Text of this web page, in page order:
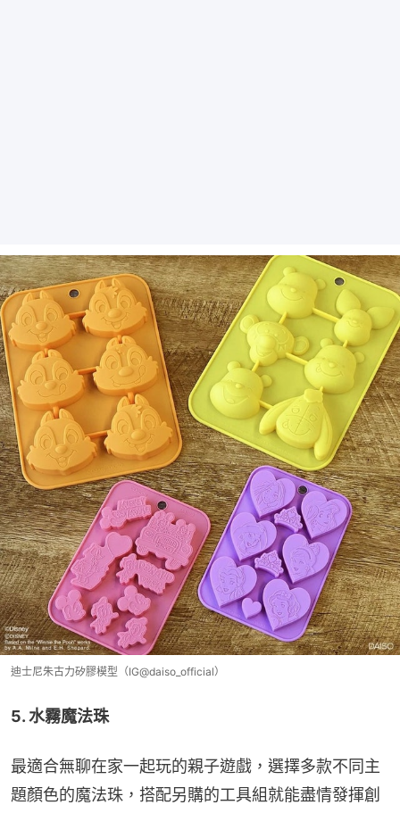
迪士尼朱古力矽膠模型（IG@daiso_official）
5. 水霧魔法珠
最適合無聊在家一起玩的親子遊戲，選擇多款不同主
題顏色的魔法珠，搭配另購的工具組就能盡情發揮創